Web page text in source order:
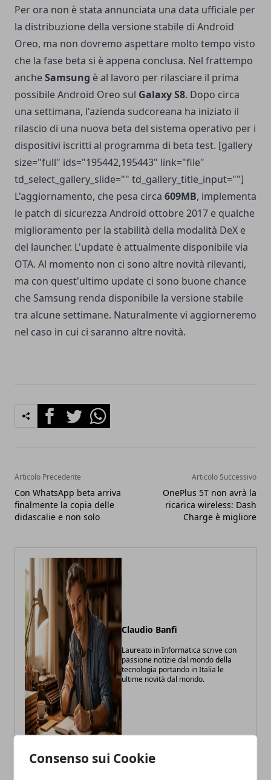
Consenso sui Cookie
Per ora non è stata annunciata una data ufficiale per
la distribuzione della versione stabile di Android
Oreo, ma non dovremo aspettare molto tempo visto
che la fase beta si è appena conclusa. Nel frattempo
ancheSamsung è al lavoro per rilasciare il prima
possibile Android Oreo sul Galaxy S8. Dopo circa
una settimana, l'azienda sudcoreana ha iniziato il
rilascio di una nuova beta del sistema operativo per i
dispositivi iscritti al programma di beta test. [gallery
size="full" ids="195442,195443" link="file"
td_select_gallery_slide="" td_gallery_title_input=""]
L'aggiornamento, che pesa circa 609MB, implementa
le patch di sicurezza Android ottobre 2017 e qualche
miglioramento per la stabilità della modalità DeX e
del launcher. L'update è attualmente disponibile via
OTA. Al momento non ci sono altre novità rilevanti,
ma con quest'ultimo update ci sono buone chance
che Samsung renda disponibile la versione stabile
tra alcune settimane. Naturalmente vi aggiorneremo
nel caso in cui ci saranno altre novità.
FacebookTwitterWhatsapp
Articolo Precedente
Con WhatsApp beta arriva
finalmente la copia delle
didascalie e non solo
Articolo Successivo
OnePlus 5T non avrà la
ricarica wireless: Dash
Charge è migliore
Claudio Banfi
Laureato in Informatica scrive con
passione notizie dal mondo della
tecnologia portando in Italia le
ultime novità dal mondo.